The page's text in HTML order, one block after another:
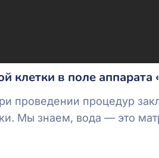
в поле аппарата
проведении процедур
Мы знаем, вода — это